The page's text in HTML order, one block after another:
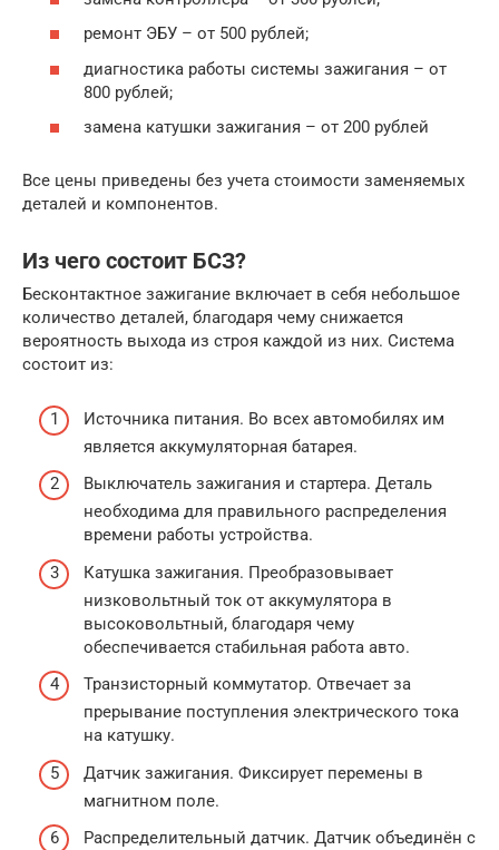
ремонт ЭБУ – от 500 рублей;
диагностика работы системы зажигания – от
800 рублей;
замена катушки зажигания – от 200 рублей
Все цены приведены без учета стоимости заменяемых
деталей и компонентов.
Из чего состоит БСЗ?
Бесконтактное зажигание включает в себя небольшое
количество деталей, благодаря чему снижается
вероятность выхода из строя каждой из них. Система
состоит из:
Источника питания. Во всех автомобилях им
является аккумуляторная батарея.
Выключатель зажигания и стартера. Деталь
необходима для правильного распределения
времени работы устройства.
Катушка зажигания. Преобразовывает
низковольтный ток от аккумулятора в
высоковольтный, благодаря чему
обеспечивается стабильная работа авто.
Транзисторный коммутатор. Отвечает за
прерывание поступления электрического тока
на катушку.
Датчик зажигания. Фиксирует перемены в
магнитном поле.
Распределительный датчик. Датчик объединён с